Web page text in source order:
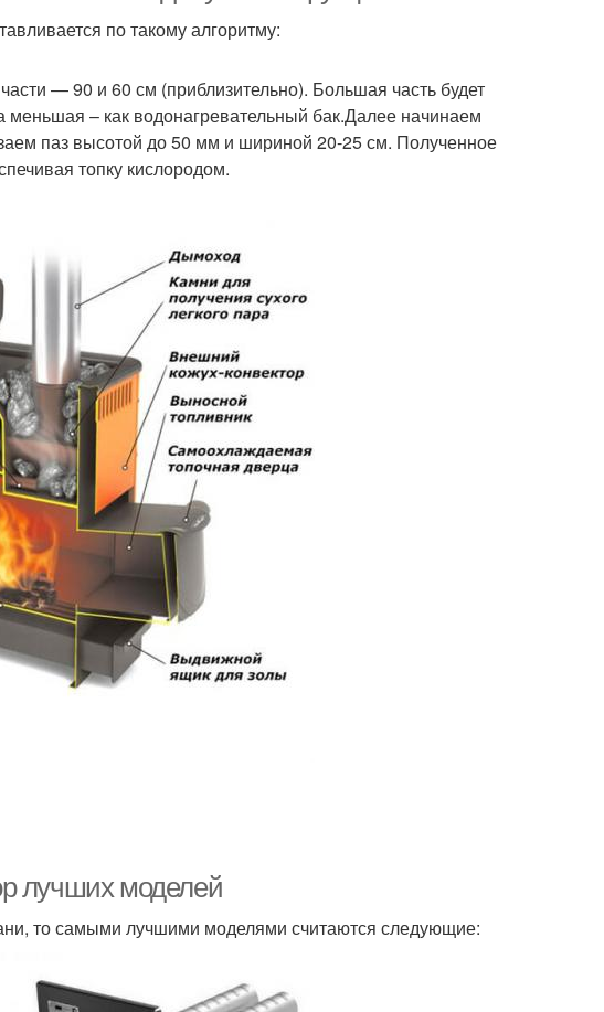
по такому алгоритму:
— 90 и 60 см (приблизительно). Большая часть будет
меньшая – как водонагревательный бак.Далее начинаем
паз высотой до 50 мм и шириной 20-25 см. Полученное
топку кислородом.
лучших моделей
то самыми лучшими моделями считаются следующие: